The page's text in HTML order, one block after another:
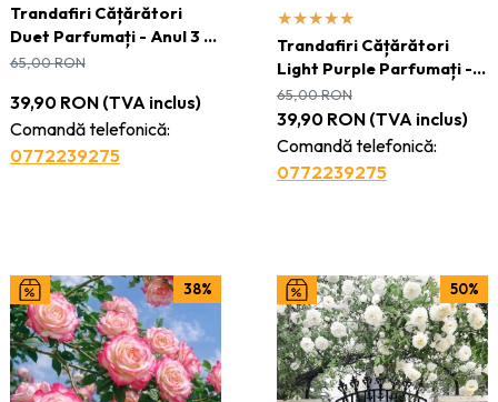
Trandafiri Cățărători
Duet Parfumați - Anul 3 -
Ghiveci 2L
39,90 RON(TVA inclus)
Comandă telefonică:
0772239275
65,00RON
Trandafiri Cățărători
Light Purple Parfumați -
Anul 3 - Ghiveci 2L
39,90 RON(TVA inclus)
Comandă telefonică:
0772239275
65,00RON
38% 50%